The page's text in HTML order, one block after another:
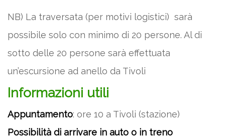
NB) La traversata (per motivi logistici) sarà
possibile solo con minimo di 20 persone. Al di
sotto delle 20 persone sarà effettuata
un’escursione ad anello da Tivoli
Informazioni utili
Appuntamento: ore 10 a Tivoli (stazione)
Possibilità di arrivare in auto o in treno